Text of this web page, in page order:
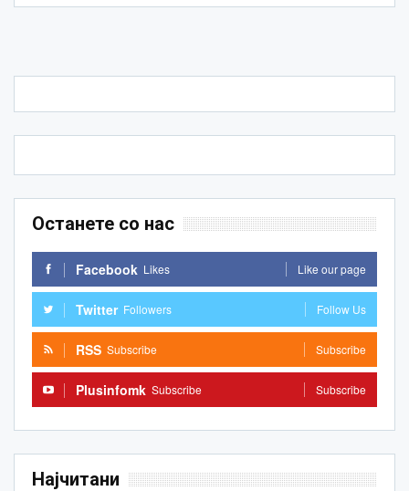
Останете со нас
Facebook Likes Like our page
Twitter Followers Follow Us
RSS Subscribe Subscribe
Plusinfomk Subscribe Subscribe
Најчитани